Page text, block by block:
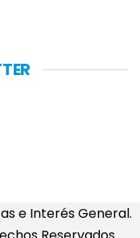
e Interés General.